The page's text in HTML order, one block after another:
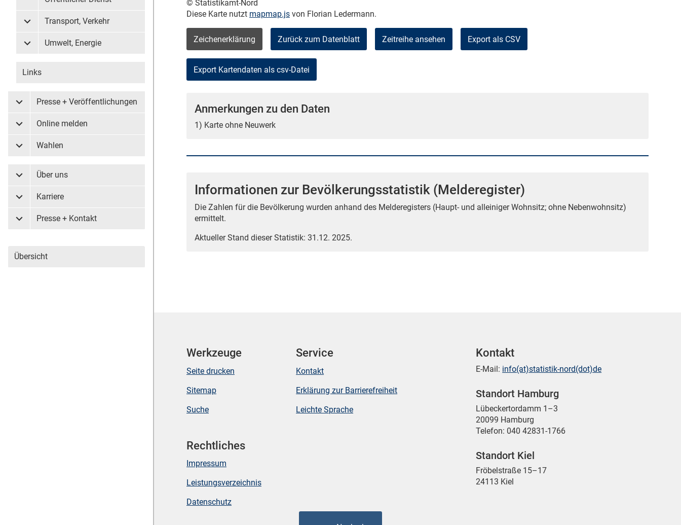
Untermenü Transport, Verkehr
Transport, Verkehr
Untermenü Umwelt, Energie
Umwelt, Energie
Links
Untermenü Presse + Veröffentlichungen
Presse + Veröffentlichungen
Untermenü Online melden
Online melden
Untermenü Wahlen
Wahlen
Untermenü Über uns
Über uns
Untermenü Karriere
Karriere
Untermenü Presse + Kontakt
Presse + Kontakt
Übersicht
© Statistikamt-Nord
Diese Karte nutzt mapmap.js von Florian Ledermann.
Zeichenerklärung Zurück zum Datenblatt Zeitreihe ansehen Export als CSV
Anmerkungen zu den Daten
1) Karte ohne Neuwerk
Informationen zur Bevölkerungsstatistik (Melderegister)
Die Zahlen für die Bevölkerung wurden anhand des Melderegisters (Haupt- und alleiniger Wohnsitz; ohne Nebenwohnsitz)
ermittelt.
Aktueller Stand dieser Statistik: 31.12. 2025.
Werkzeuge
Seite drucken
Sitemap
Suche
Service
Kontakt
Erklärung zur Barrierefreiheit
Leichte Sprache
Rechtliches
Impressum
Leistungsverzeichnis
Datenschutz
Kontakt
E-Mail: info(at)statistik-nord(dot)de
Standort Hamburg
Lübeckertordamm 1–3
20099 Hamburg
Telefon: 040 42831-1766
Standort Kiel
Fröbelstraße 15–17
24113 Kiel